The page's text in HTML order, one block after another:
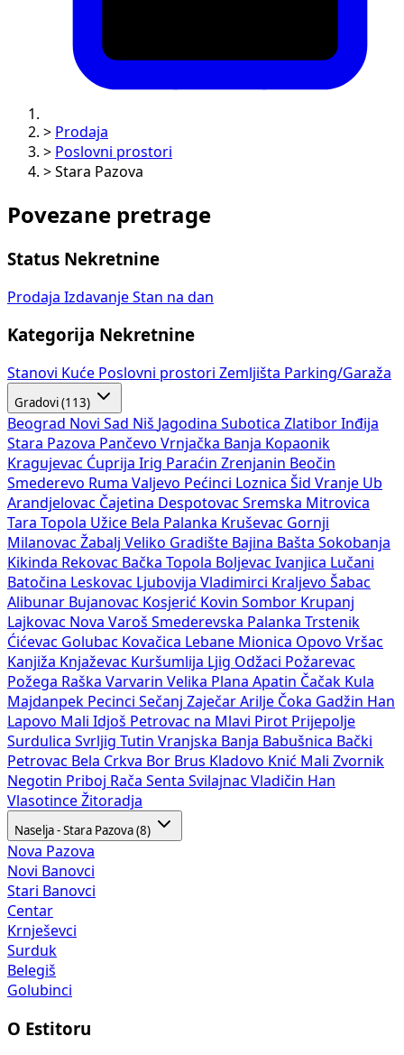
> Prodaja
> Poslovni prostori
> Stara Pazova
Povezane pretrage
Status Nekretnine
Prodaja Izdavanje Stan na dan
Kategorija Nekretnine
Stanovi Kuće Poslovni prostori Zemljišta Parking/Garaža
Gradovi (113)
Beograd Novi Sad Niš Jagodina Subotica Zlatibor Inđija
Stara Pazova Pančevo Vrnjačka Banja Kopaonik
Kragujevac Ćuprija Irig Paraćin Zrenjanin Beočin
Smederevo Ruma Valjevo Pećinci Loznica Šid Vranje Ub
Arandjelovac Čajetina Despotovac Sremska Mitrovica
Tara Topola Užice Bela Palanka Kruševac Gornji
Milanovac Žabalj Veliko Gradište Bajina Bašta Sokobanja
Kikinda Rekovac Bačka Topola Boljevac Ivanjica
Lučani
Batočina
Leskovac Ljubovija Vladimirci Kraljevo Šabac
Alibunar Bujanovac Kosjerić Kovin Sombor Krupanj
Lajkovac Nova Varoš Smederevska Palanka Trstenik
Ćićevac Golubac Kovačica Lebane Mionica Opovo Vršac
Kanjiža Knjaževac Kuršumlija Ljig Odžaci Požarevac
Požega Raška Varvarin Velika Plana Apatin Čačak Kula
Majdanpek Pecinci Sečanj Zaječar Arilje Čoka Gadžin Han
Lapovo Mali Idjoš Petrovac na Mlavi Pirot Prijepolje
Surdulica Svrljig Tutin Vranjska Banja Babušnica Bački
Petrovac Bela Crkva Bor Brus Kladovo Knić Mali Zvornik
Negotin Priboj Rača Senta Svilajnac Vladičin Han
Vlasotince Žitoradja
Naselja - Stara Pazova (8)
Nova Pazova
Novi Banovci
Stari Banovci
Centar
Krnješevci
Surduk
Belegiš
Golubinci
O Estitoru